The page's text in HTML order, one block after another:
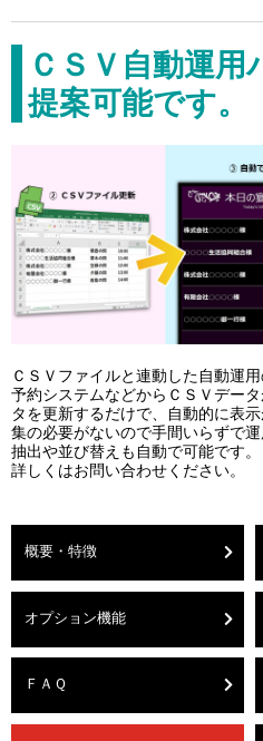
ＣＳＶ自動運
提案可能です。
ＣＳＶファイルと連動した自動運用
予約システムなどからＣＳＶデー
タを更新するだけで、自動的に表
集の必要がないので手間いらずで
抽出や並び替えも自動で可能です。
詳しくはお問い合わせください。
概要・特徴
オプション機能
ＦＡＱ